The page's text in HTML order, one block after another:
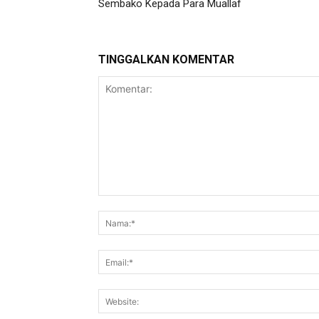
Sembako Kepada Para Muallaf
TINGGALKAN KOMENTAR